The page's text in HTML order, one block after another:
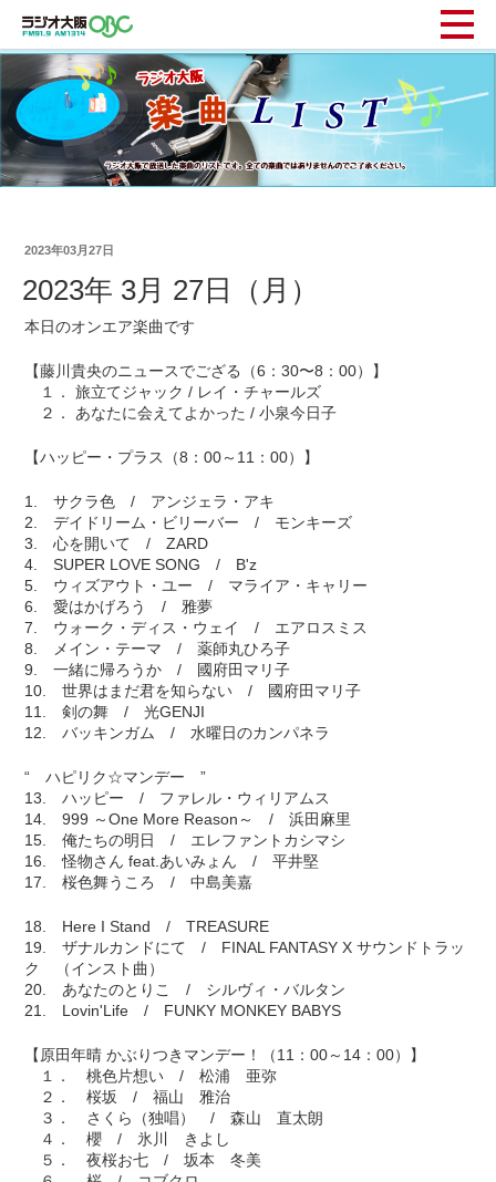
2023年03月27日
2023年 3月 27日（月）
本日のオンエア楽曲です
【藤川貴央のニュースでござる（6：30〜8：00）】
１． 旅立てジャック / レイ・チャールズ
２． あなたに会えてよかった / 小泉今日子
【ハッピー・プラス（8：00～11：00）】
1. サクラ色 / アンジェラ・アキ
2. デイドリーム・ビリーバー / モンキーズ
3. 心を開いて / ZARD
4. SUPER LOVE SONG / B'z
5. ウィズアウト・ユー / マライア・キャリー
6. 愛はかげろう / 雅夢
7. ウォーク・ディス・ウェイ / エアロスミス
8. メイン・テーマ / 薬師丸ひろ子
9. 一緒に帰ろうか / 國府田マリ子
10. 世界はまだ君を知らない / 國府田マリ子
11. 剣の舞 / 光GENJI
12. バッキンガム / 水曜日のカンパネラ
“ ハピリク☆マンデー ”
13. ハッピー / ファレル・ウィリアムス
14. 999 ～One More Reason～ / 浜田麻里
15. 俺たちの明日 / エレファントカシマシ
16. 怪物さん feat.あいみょん / 平井堅
17. 桜色舞うころ / 中島美嘉
18. Here I Stand / TREASURE
19. ザナルカンドにて / FINAL FANTASY X サウンドトラッ
ク （インスト曲）
20. あなたのとりこ / シルヴィ・バルタン
21. Lovin'Life / FUNKY MONKEY BABYS
【原田年晴 かぶりつきマンデー！（11：00～14：00）】
１． 桃色片想い / 松浦 亜弥
２． 桜坂 / 福山 雅治
３． さくら（独唱） / 森山 直太朗
４． 櫻 / 氷川 きよし
５． 夜桜お七 / 坂本 冬美